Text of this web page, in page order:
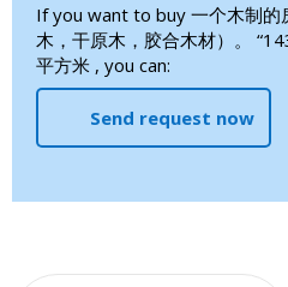
If you want to buy 一个木制的
木，干原木，胶合木材）。
平方米 , you can:
Send request now